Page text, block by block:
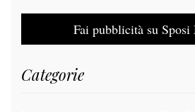
Fai pubblicità su Sposi
Categorie